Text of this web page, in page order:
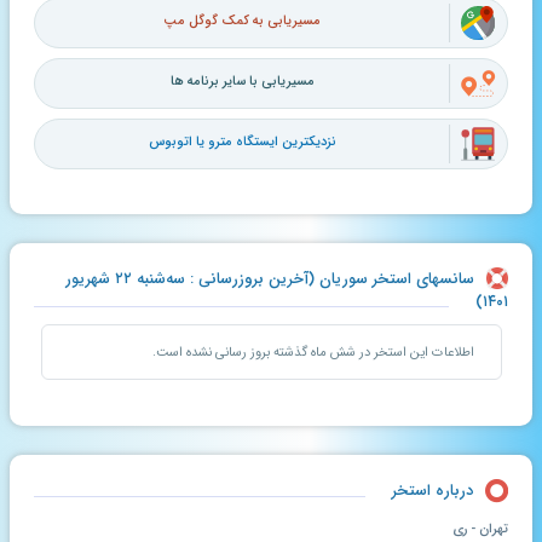
مسیریابی به کمک گوگل مپ
مسیریابی با سایر برنامه ها
نزدیکترین ایستگاه مترو یا اتوبوس
سانسهای استخر سوریان (آخرین بروزرسانی : سه‌شنبه ۲۲ شهریور
۱۴۰۱)
اطلاعات این استخر در شش ماه گذشته بروز رسانی نشده است.
درباره استخر
تهران - ری